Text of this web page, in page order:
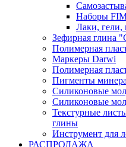
Наборы
Лаки,
Зефирная глина
Полимерная
Маркеры Darwi
Полимерная
Пигменты
Силиконовые
Силиконовые
Текстурные
глины
Инструмент для
РАСПРОДАЖА